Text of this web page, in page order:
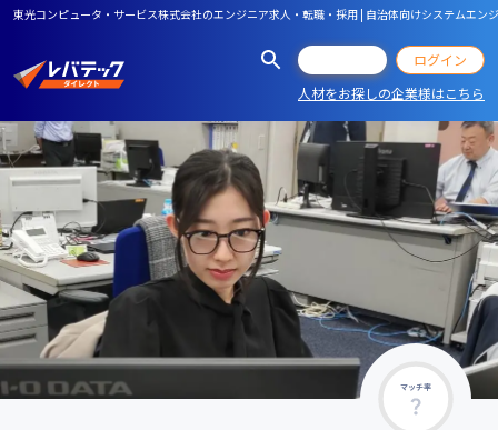
東光コンピュータ・サービス株式会社のエンジニア求人・転職・採用 | 自治体向けシステムエ
ログイン
人材をお探しの企業様はこちら
マッチ率